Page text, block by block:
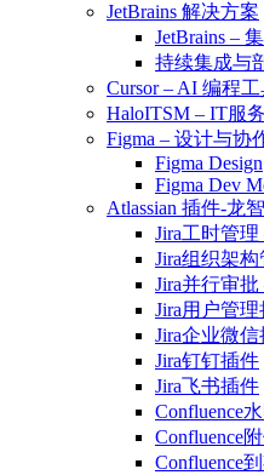
JetBrains 解决方案
JetBrains –
持续集成与
Cursor – AI 编程
HaloITSM – IT服
Figma – 设计与协
Figma Design
Figma Dev
Atlassian 插件-龙
Jira工时管理
Jira组织架构
Jira并行审批
Jira用户管理
Jira企业微
Jira钉钉插件
Jira飞书插件
Confluence
Confluence
Confluence